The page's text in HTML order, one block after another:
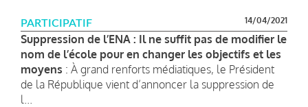
PARTICIPATIF 14/04/2021
Suppression de l’ENA : Il ne suffit pas de modifier le
nom de l’école pour en changer les objectifs et les
moyens : À grand renforts médiatiques, le Président
de la République vient d’annoncer la suppression de
l...